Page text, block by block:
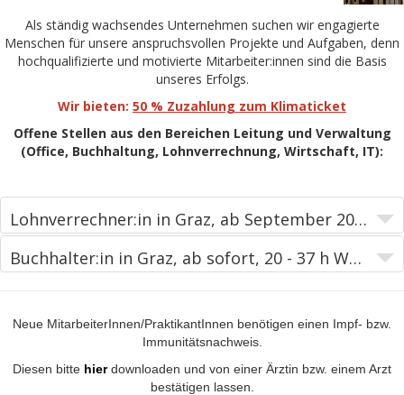
Als ständig wachsendes Unternehmen suchen wir engagierte
Menschen für unsere anspruchsvollen Projekte und Aufgaben, denn
hochqualifizierte und motivierte Mitarbeiter:innen sind die Basis
unseres Erfolgs.
Wir bieten: 50 % Zuzahlung zum Klimaticket
Offene Stellen aus den Bereichen Leitung und Verwaltung
(Office, Buchhaltung, Lohnverrechnung, Wirtschaft, IT):
Lohnverrechner:in in Graz, ab September 2026 mit 54 % BA (20 h/Woche)
Buchhalter:in in Graz, ab sofort, 20 - 37 h Woche (37h Vollzeit)
Neue MitarbeiterInnen/PraktikantInnen benötigen einen Impf- bzw.
Immunitätsnachweis.
Diesen bitte hierdownloaden und von einer Ärztin bzw. einem Arzt
bestätigen lassen.